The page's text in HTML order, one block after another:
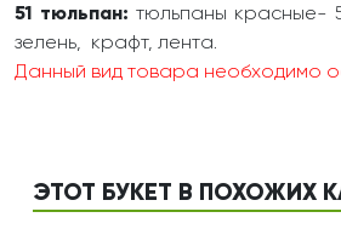
51 тюльпан: тюльпаны красные-
зелень, крафт, лента.
Данный вид товара необходимо
ЭТОТ БУКЕТ В ПОХОЖИХ